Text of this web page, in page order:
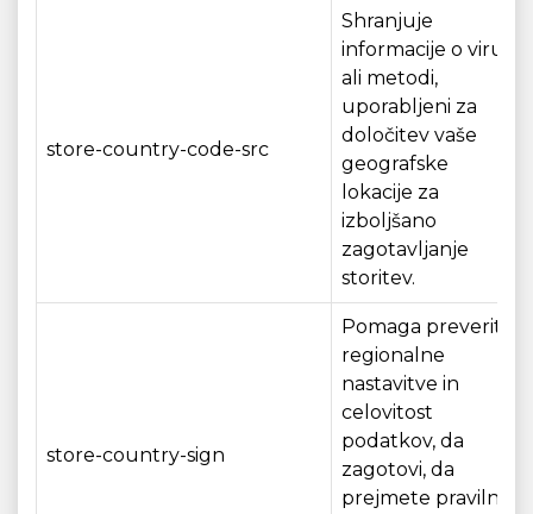
store-country-code-src
Shranjuje
informacije o viru
ali metodi,
uporabljeni za
določitev vaše
geografske
lokacije za
izboljšano
zagotavljanje
storitev.
store-country-sign
Pomaga preveriti
regionalne
nastavitve in
celovitost
podatkov, da
zagotovi, da
prejmete pravilno